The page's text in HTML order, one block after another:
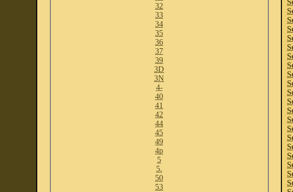
32
33
34
35
36
37
39
3D
3N
4-
40
41
42
44
45
49
4p
5
5.
50
53